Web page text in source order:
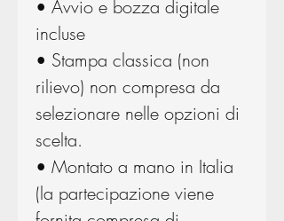
• Avvio e bozza digitale
incluse
• Stampa classica (non
rilievo) non compresa da
selezionare nelle opzioni di
scelta.
• Montato a mano in Italia
(la partecipazione viene